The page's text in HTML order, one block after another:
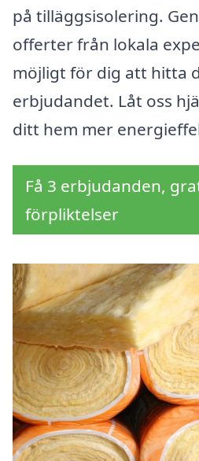
på tilläggsisolering.
offerter från lokala
möjligt för dig att hitta
erbjudandet. Låt oss
ditt hem mer
Få 3 erbjudanden,
förpliktelser